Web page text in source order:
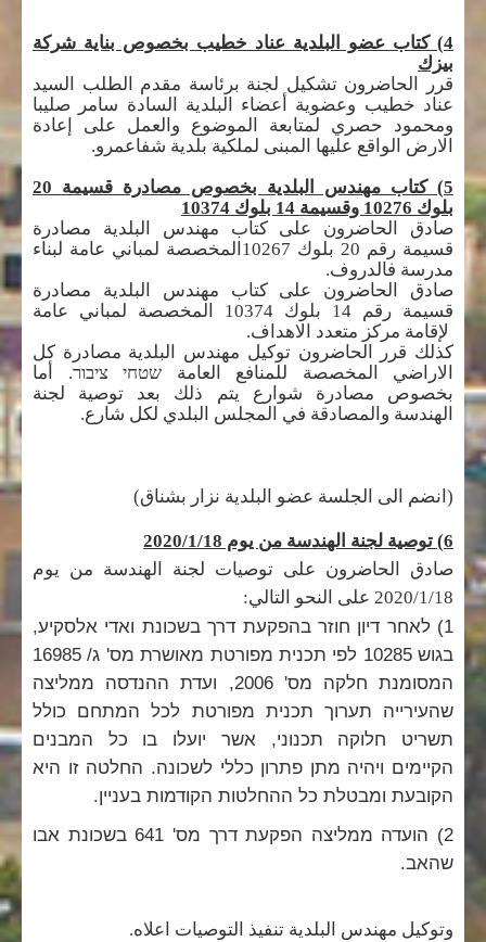
4) كتاب عضو البلدية عناد خطيب بخصوص بناية شركة
بيزك
قرر الحاضرون تشكيل لجنة برئاسة مقدم الطلب السيد
عناد خطيب وعضوية أعضاء البلدية السادة سامر صليبا
ومحمود حصري لمتابعة الموضوع والعمل على إعادة
الارض الواقع عليها المبنى لملكية بلدية شفاعمرو.
5) كتاب مهندس البلدية بخصوص مصادرة قسيمة 20
بلوك 10276 وقسيمة 14 بلوك 10374
صادق الحاضرون على كتاب مهندس البلدية مصادرة
قسيمة رقم 20 بلوك 10267المخصصة لمباني عامة لبناء
مدرسة فالدروف.
صادق الحاضرون على كتاب مهندس البلدية مصادرة
قسيمة رقم 14 بلوك 10374 المخصصة لمباني عامة
لإقامة مركز متعدد الاهداف.
كذلك قرر الحاضرون توكيل مهندس البلدية مصادرة كل
الاراضي المخصصة للمنافع العامة שטחי ציבור. أما
بخصوص مصادرة شوارع يتم ذلك بعد توصية لجنة
الهندسة والمصادقة في المجلس البلدي لكل شارع.
(انضم الى الجلسة عضو البلدية نزار بشناق)
6) توصية لجنة الهندسة من يوم 2020/1/18
صادق الحاضرون على توصيات لجنة الهندسة من يوم
2020/1/18 على النحو التالي:
1) לאחר דיון חוזר בהפקעת דרך בשכונת ואדי אלסקיע,
בגוש 10285 לפי תכנית מפורטת מאושרת מס' ג/ 16985
המסומנת חלקה מס' 2006, ועדת ההנדסה ממליצה
שהעירייה תערוך תכנית מפורטת לכל המתחם כולל
תשריט חלוקה תכנוני, אשר יועלו בו כל המבנים
הקיימים ויהיה מתן פתרון כללי לשכונה. החלטה זו היא
הקובעת ומבטלת כל ההחלטות הקודמות בעניין.
2) הועדה ממליצה הפקעת דרך מס' 641 בשכונת אבו
שהאב.
وتوكيل مهندس البلدية تنفيذ التوصيات اعلاه.